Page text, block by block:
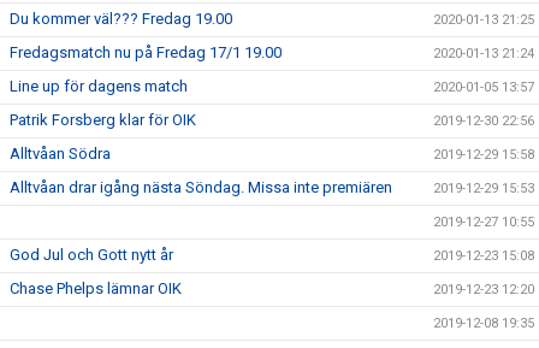
Du kommer väl??? Fredag 19.00 2020-01-13 21:25
Fredagsmatch nu på Fredag 17/1 19.00 2020-01-13 21:24
Line up för dagens match 2020-01-05 13:57
Patrik Forsberg klar för OIK 2019-12-30 22:56
Alltvåan Södra 2019-12-29 15:58
Alltvåan drar igång nästa Söndag. Missa inte premiären 2019-12-29 15:53
2019-12-27 10:55
God Jul och Gott nytt år 2019-12-23 15:08
Chase Phelps lämnar OIK 2019-12-23 12:20
2019-12-08 19:35